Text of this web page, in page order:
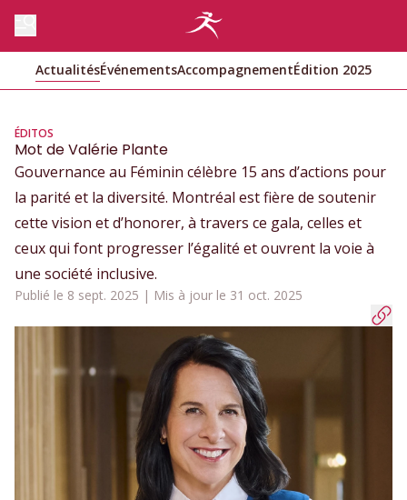
ActualitésÉvénementsAccompagnementÉdition 2025
ÉDITOS
Mot de Valérie Plante
Gouvernance au Féminin célèbre 15 ans d’actions pour
la parité et la diversité. Montréal est fière de soutenir
cette vision et d’honorer, à travers ce gala, celles et
ceux qui font progresser l’égalité et ouvrent la voie à
une société inclusive.
Publié le 8 sept. 2025 | Mis à jour le 31 oct. 2025